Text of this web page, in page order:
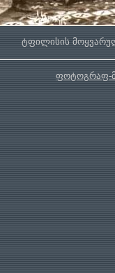
ტფილისის
ფოტოგრაფ-